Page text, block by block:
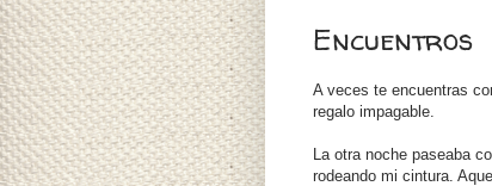
Encuentros
A veces te encuentras
regalo impagable.
La otra noche paseaba
rodeando mi cintura.